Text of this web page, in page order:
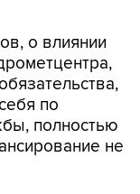
о влиянии
по
полностью
не